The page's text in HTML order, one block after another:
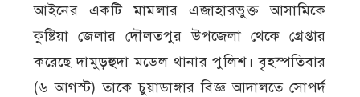
আইনের একটি মামলার এজাহারভুক্ত আসামিকে
কুষ্টিয়া জেলার দৌলতপুর উপজেলা থেকে গ্রেপ্তার
করেছে দামুড়হুদা মডেল থানার পুলিশ। বৃহস্পতিবার
(৬ আগস্ট) তাকে চুয়াডাঙ্গার বিজ্ঞ আদালতে সোপর্দ